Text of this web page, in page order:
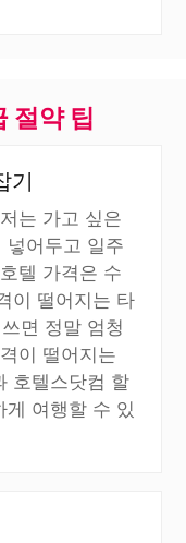
절약 팁
기
는 가고 싶은
넣어두고 일주
텔 가격은 수
이 떨어지는 타
면 정말 엄청
이 떨어지는
호텔스닷컴 할
게 여행할 수 있